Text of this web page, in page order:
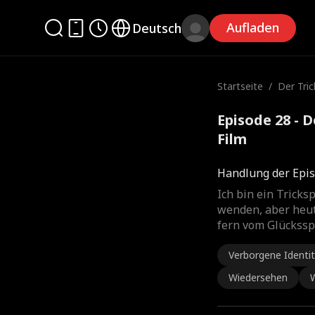
Deutsch Aufladen
Startseite / Der
Episode 28 -
Film
Handlung der
Ich bin ein
wenden, aber
fern vom
Verborgene
Wiedersehen